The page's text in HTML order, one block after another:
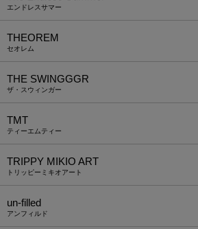
エンドレスサマー
THEOREM
セオレム
THE SWINGGGR
ザ・スウィンガー
TMT
ティーエムティー
TRIPPY MIKIO ART
トリッピーミキオアート
un-filled
アンフィルド